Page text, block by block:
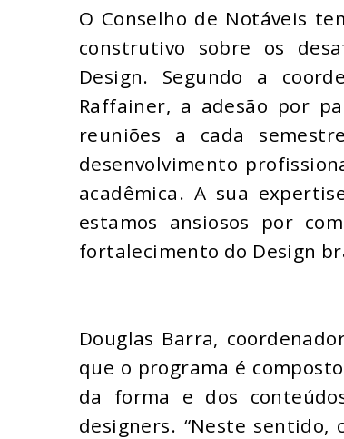
O Conselho de Notáveis
construtivo sobre os
Design. Segundo a
Raffainer, a adesão por
reuniões a cada
desenvolvimento
acadêmica. A sua
estamos ansiosos por
fortalecimento do Design
Douglas Barra,
que o programa é
da forma e dos
designers. “Neste